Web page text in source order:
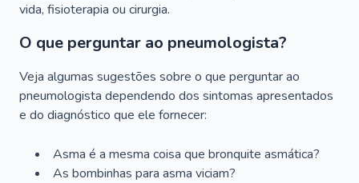
vida, fisioterapia ou cirurgia.
O que perguntar ao pneumologista?
Veja algumas sugestões sobre o que perguntar ao
pneumologista dependendo dos sintomas apresentados
e do diagnóstico que ele fornecer:
Asma é a mesma coisa que bronquite asmática?
As bombinhas para asma viciam?